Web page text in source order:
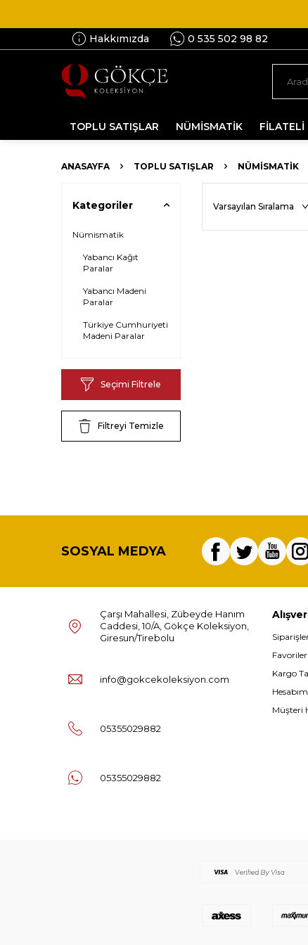
Hakkımızda 0 535 502 98 82
TOPLU SATIŞLAR NÜMİSMATİK FİLATELİ
ANASAYFA TOPLU SATIŞLAR NÜMISMATIK
Kategoriler
Nümismatik
Yabancı Kağıt
Paralar
Yabancı Madeni
Paralar
Türkiye Cumhuriyeti
Madeni Paralar
Seçimi Filtrele
Filtreyi Temizle
SOSYAL MEDYA
Çarşı Mahallesi, Zübeyde Hanım
Caddesi, 10/A, Gökçe Koleksiyon,
Giresun/Tirebolu
info@gokcekoleksiyon.com
05355029882
05355029882
Kargo
Hesabım
Müşteri